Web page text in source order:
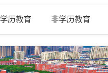
学历教育 非学历教育